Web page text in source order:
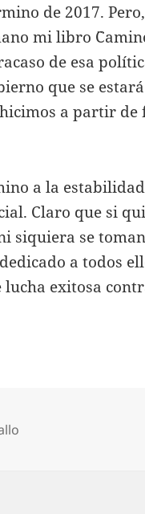
de 2017.
mi libro
de esa
que se
a partir de
a la
Claro que si
siquiera se
a todos
exitosa